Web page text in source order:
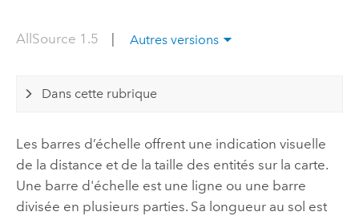
AllSource 1.5 Autres versions
Dans cette rubrique
Les barres d’échelle offrent une indication visuelle
de la distance et de la taille des entités sur la carte.
Une barre d'échelle est une ligne ou une barre
divisée en plusieurs parties. Sa longueur au sol est